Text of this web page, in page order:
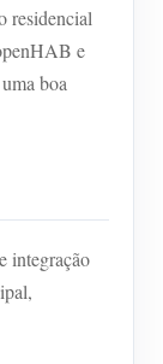
residencial
e
boa
integração